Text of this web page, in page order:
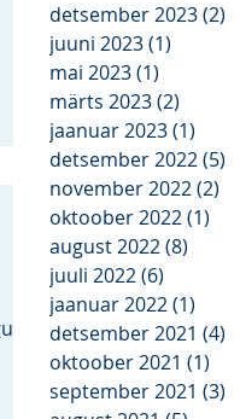
detsember 2023(2)
juuni 2023(1)
mai 2023(1)
märts 2023(2)
jaanuar 2023(1)
detsember 2022(5)
november 2022(2)
oktoober 2022(1)
august 2022(8)
juuli 2022(6)
jaanuar 2022(1)
detsember 2021 (4)
oktoober 2021 (1)
september 2021 (3)